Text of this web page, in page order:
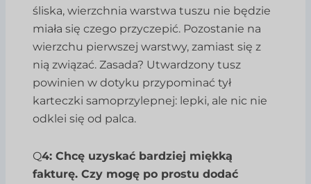
śliska, wierzchnia warstwa tuszu nie będzie
miała się czego przyczepić. Pozostanie na
wierzchu pierwszej warstwy, zamiast się z
nią związać. Zasada? Utwardzony tusz
powinien w dotyku przypominać tył
karteczki samoprzylepnej: lepki, ale nic nie
odklei się od palca.
Q4: Chcę uzyskać bardziej miękką
fakturę. Czy mogę po prostu dodać